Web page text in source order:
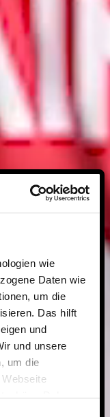
wie
Daten wie
um die
Das hilft
und
und unsere
um die
Daher